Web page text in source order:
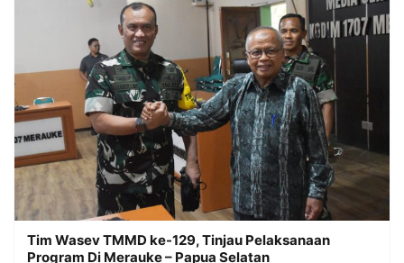
Tim Wasev TMMD ke-129, Tinjau Pelaksanaan
Program Di Merauke – Papua Selatan